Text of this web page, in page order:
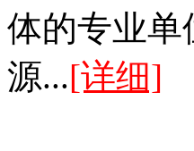
体的专业单
源...[详细]